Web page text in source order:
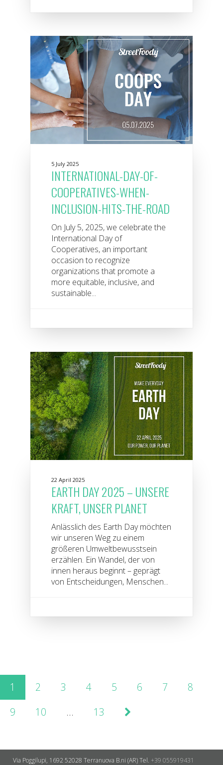
5 July 2025
INTERNATIONAL-DAY-OF-
COOPERATIVES-WHEN-
INCLUSION-HITS-THE-ROAD
On July 5, 2025, we celebrate the
International Day of
Cooperatives, an important
occasion to recognize
organizations that promote a
more equitable, inclusive, and
sustainable...
22 April 2025
EARTH DAY 2025 – UNSERE
KRAFT, UNSER PLANET
Anlässlich des Earth Day möchten
wir unseren Weg zu einem
größeren Umweltbewusstsein
erzählen. Ein Wandel, der von
innen heraus beginnt – geprägt
von Entscheidungen, Menschen...
1 2 3 4 5 6 7
8
9
10 … 13
Via Poggilupi, 1692 52028 Terranuova B.ni (AR)Tel. +39 055919431